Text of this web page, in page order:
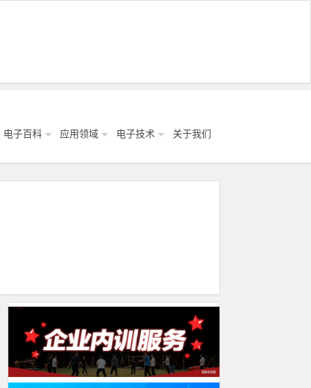
电子百科 应用领域 电子技术 关于我们